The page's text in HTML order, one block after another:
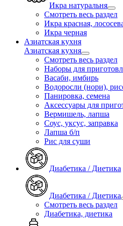
Икра натуральня
Смотреть весь раздел
Икра красная,
Икра черная
Азиатская кухня
Азиатская кухня
Смотреть весь раздел
Наборы для
Васаби, имбирь
Водоросли (нори),
Панировка, семена
Аксессуары для
Вермишель, лапша
Соус, уксус, заправка
Лапша б/п
Рис для суши
Диабетика / Диетика
Диабетика / Диетика
Смотреть весь раздел
Диабетика, диетика